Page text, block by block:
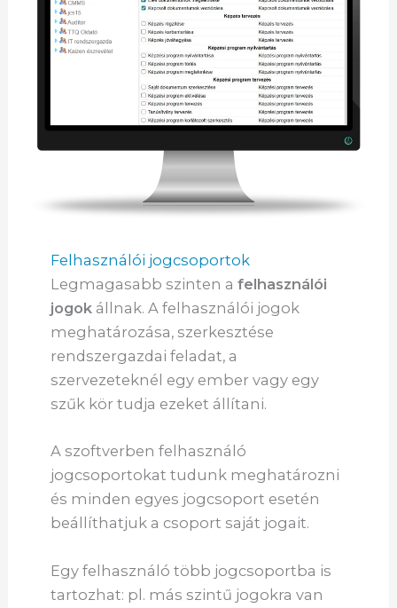
Felhasználói jogcsoportok
Legmagasabb szinten afelhasználói
jogok állnak. A felhasználói jogok
meghatározása, szerkesztése
rendszergazdai feladat, a
szervezeteknél egy ember vagy egy
szűk kör tudja ezeket állítani.
A szoftverben felhasználó
jogcsoportokat tudunk meghatározni
és minden egyes jogcsoport esetén
beállíthatjuk a csoport saját jogait.
Egy felhasználó több jogcsoportba is
tartozhat: pl. más szintű jogokra van